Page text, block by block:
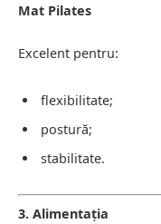
Mat Pilates
Excelent pentru:
flexibilitate;
postură;
stabilitate.
3. Alimentația